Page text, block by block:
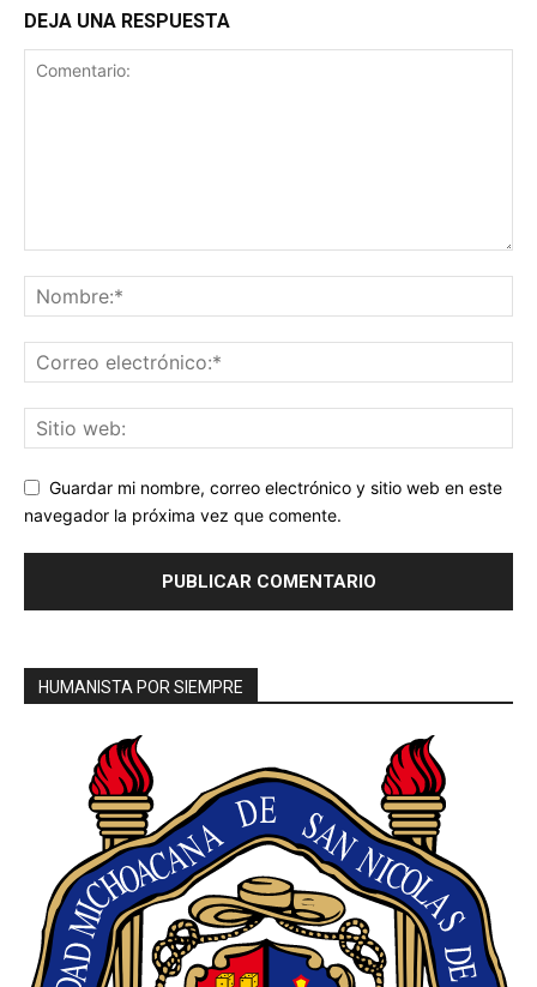
DEJA UNA RESPUESTA
Guardar mi nombre, correo electrónico y sitio web en este
navegador la próxima vez que comente.
HUMANISTA POR SIEMPRE